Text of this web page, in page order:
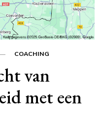
COACHING
van
met een